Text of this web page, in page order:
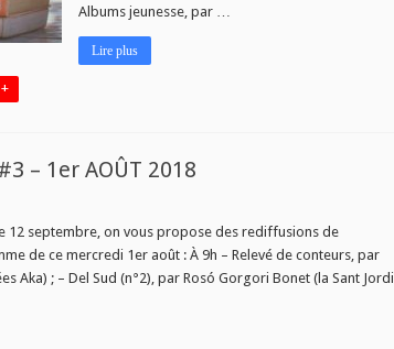
Albums jeunesse, par …
Lire plus
#3 – 1er AOÛT 2018
12 septembre, on vous propose des rediffusions de
de ce mercredi 1er août : À 9h – Relevé de conteurs, par
Aka) ; – Del Sud (n°2), par Rosó Gorgori Bonet (la Sant Jordi